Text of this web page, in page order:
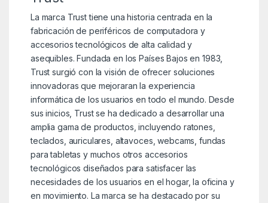
La marca Trust tiene una historia centrada en la
fabricación de periféricos de computadora y
accesorios tecnológicos de alta calidad y
asequibles. Fundada en los Países Bajos en 1983,
Trust surgió con la visión de ofrecer soluciones
innovadoras que mejoraran la experiencia
informática de los usuarios en todo el mundo. Desde
sus inicios, Trust se ha dedicado a desarrollar una
amplia gama de productos, incluyendo ratones,
teclados, auriculares, altavoces, webcams, fundas
para tabletas y muchos otros accesorios
tecnológicos diseñados para satisfacer las
necesidades de los usuarios en el hogar, la oficina y
en movimiento. La marca se ha destacado por su